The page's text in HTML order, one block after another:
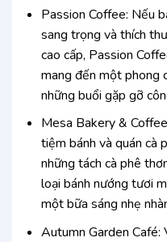
Passion Coffee: Nếu
sang trọng và thích
cao cấp, Passion
mang đến một phong
những buổi gặp gỡ
Mesa Bakery &
tiệm bánh và quán cà
những tách cà phê
loại bánh nướng tươi
một bữa sáng nhẹ
Autumn Garden Café: